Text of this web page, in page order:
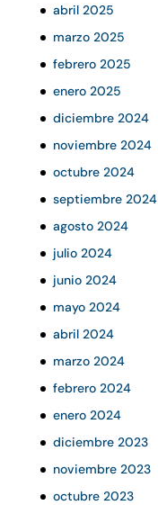
abril 2025
marzo 2025
febrero 2025
enero 2025
diciembre 2024
noviembre 2024
octubre 2024
septiembre 2024
agosto 2024
julio 2024
junio 2024
mayo 2024
abril 2024
marzo 2024
febrero 2024
enero 2024
diciembre 2023
noviembre 2023
octubre 2023